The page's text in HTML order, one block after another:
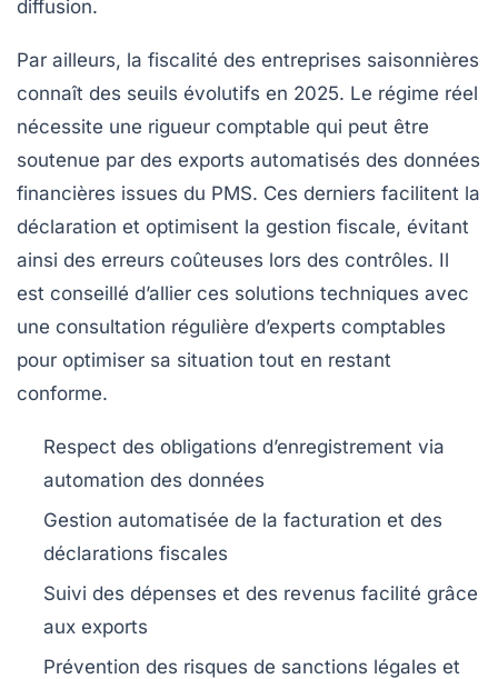
diffusion.
Par ailleurs, la fiscalité des entreprises saisonnières
connaît des seuils évolutifs en 2025. Le régime réel
nécessite une rigueur comptable qui peut être
soutenue par des exports automatisés des données
financières issues du PMS. Ces derniers facilitent la
déclaration et optimisent la gestion fiscale, évitant
ainsi des erreurs coûteuses lors des contrôles. Il
est conseillé d’allier ces solutions techniques avec
une consultation régulière d’experts comptables
pour optimiser sa situation tout en restant
conforme.
Respect des obligations d’enregistrement via
automation des données
Gestion automatisée de la facturation et des
déclarations fiscales
Suivi des dépenses et des revenus facilité grâce
aux exports
Prévention des risques de sanctions légales et